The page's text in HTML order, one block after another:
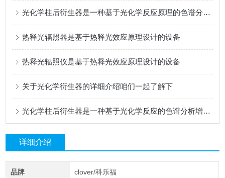
光化学柱后衍生器是一种基于光化学反应原理的色谱分析增强装置
热释光辐照器是基于热释光效应原理设计的设备
热释光辐照仪是基于热释光效应原理设计的设备
关于光化学衍生器的详细介绍咱们一起了解下
光化学柱后衍生器是一种基于光化学反应的色谱分析增强装置
详细介绍
品牌 clover/科乐福